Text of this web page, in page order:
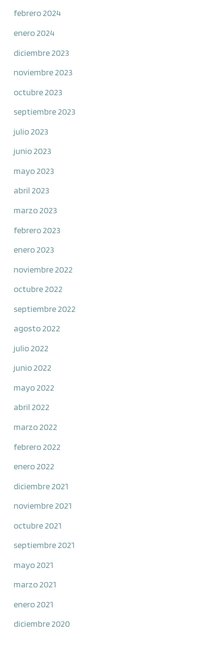
febrero 2024
enero 2024
diciembre 2023
noviembre 2023
octubre 2023
septiembre 2023
julio 2023
junio 2023
mayo 2023
abril 2023
marzo 2023
febrero 2023
enero 2023
noviembre 2022
octubre 2022
septiembre 2022
agosto 2022
julio 2022
junio 2022
mayo 2022
abril 2022
marzo 2022
febrero 2022
enero 2022
diciembre 2021
noviembre 2021
octubre 2021
septiembre 2021
mayo 2021
marzo 2021
enero 2021
diciembre 2020